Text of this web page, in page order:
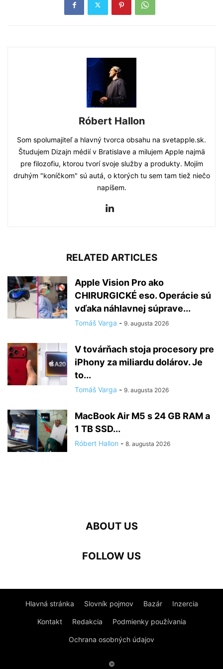
Róbert Hallon
Som spolumajiteľ a hlavný tvorca obsahu na svetapple.sk.
Študujem Dizajn médií v Bratislave a milujem Apple najmä
pre filozofiu, ktorou tvorí svoje služby a produkty. Mojím
druhým "koníčkom" sú autá, o ktorých tu sem tam tiež niečo
napíšem.
RELATED ARTICLES
Apple Vision Pro ako
CHIRURGICKÉ eso. Operácie sú
vďaka náhlavnej súprave...
Tomáš Varga - 9. augusta 2026
V továrňach stoja procesory pre
iPhony za miliardu dolárov. Je
to...
Tomáš Varga - 9. augusta 2026
MacBook Air M5 s 24 GB RAM a
1 TB SSD...
Róbert Hallon - 8. augusta 2026
ABOUT US
FOLLOW US
Hlavná stránka Slovník pojmov Bazár Inzercia
Kontakt Redakcia Podmienky používania
Ochrana osobných údajov
©